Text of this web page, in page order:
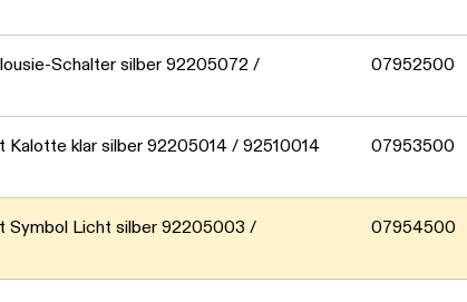
Schalter silber 92205072 /
07952500
Kalotte klar silber 92205014 / 92510014 07953500
Symbol Licht silber 92205003 /
07954500